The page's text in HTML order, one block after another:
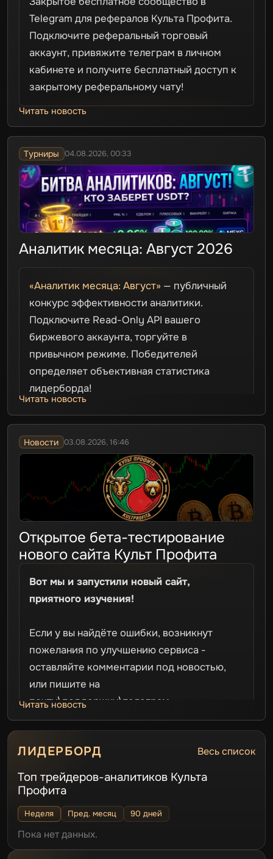
Telegram для рефералов Культа Профита.
Подключите реферальный торговый
аккаунт, привяжите телеграм в личном
кабинете и получите бесплатный доступ к
закрытому реферальному чату!
Читать новость
Турниры 04.08.2026, 00:33
Аналитик месяца: Август 2026
«Аналитик месяца: Август»— публичный
конкурс эффективности аналитики.
Подключите Read-Only API вашего
биржевого аккаунта, торгуйте в
привычном режиме. Победителей
определяет объективная статистика
лидерборда!
Для участия необходимо привязать АПИ
ключи. Ключи используются
исключительно для формирования
публичного профиля трейдера.
Хочу принять участие в турнире!
Читать новость
Новости 03.08.2026, 16:46
Открытое бета-тестирование
нового сайта Культ Профита
Вот мы и запустили новый сайт,
приятного изучения!
Если у вы найдёте ошибки, возникнут
пожелания по улучшению сервиса -
оставляйте комментарии под новостью,
или пишите на
почту\поддержку\телеграм.
может подвисать. Это не наши проделки,
а ограничения провайдера и РКН.
Читать новость
ЛИДЕРБОРД Весь список
Топ трейдеров-аналитиков Культа
Профита
Неделя Пред. месяц 90 дней
Пока нет данных.